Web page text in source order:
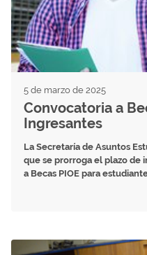
5 de marzo de 2025
Convocatoria a
Ingresantes
La Secretaría de Asuntos
que se prorroga el plazo de
a Becas PIOE para